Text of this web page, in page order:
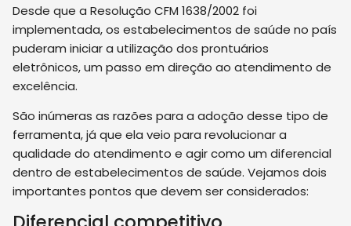
Desde que a Resolução CFM 1638/2002 foi
implementada, os estabelecimentos de saúde no país
puderam iniciar a utilização dos prontuários
eletrônicos, um passo em direção ao atendimento de
excelência.
São inúmeras as razões para a adoção desse tipo de
ferramenta, já que ela veio para revolucionar a
qualidade do atendimento e agir como um diferencial
dentro de estabelecimentos de saúde. Vejamos dois
importantes pontos que devem ser considerados: